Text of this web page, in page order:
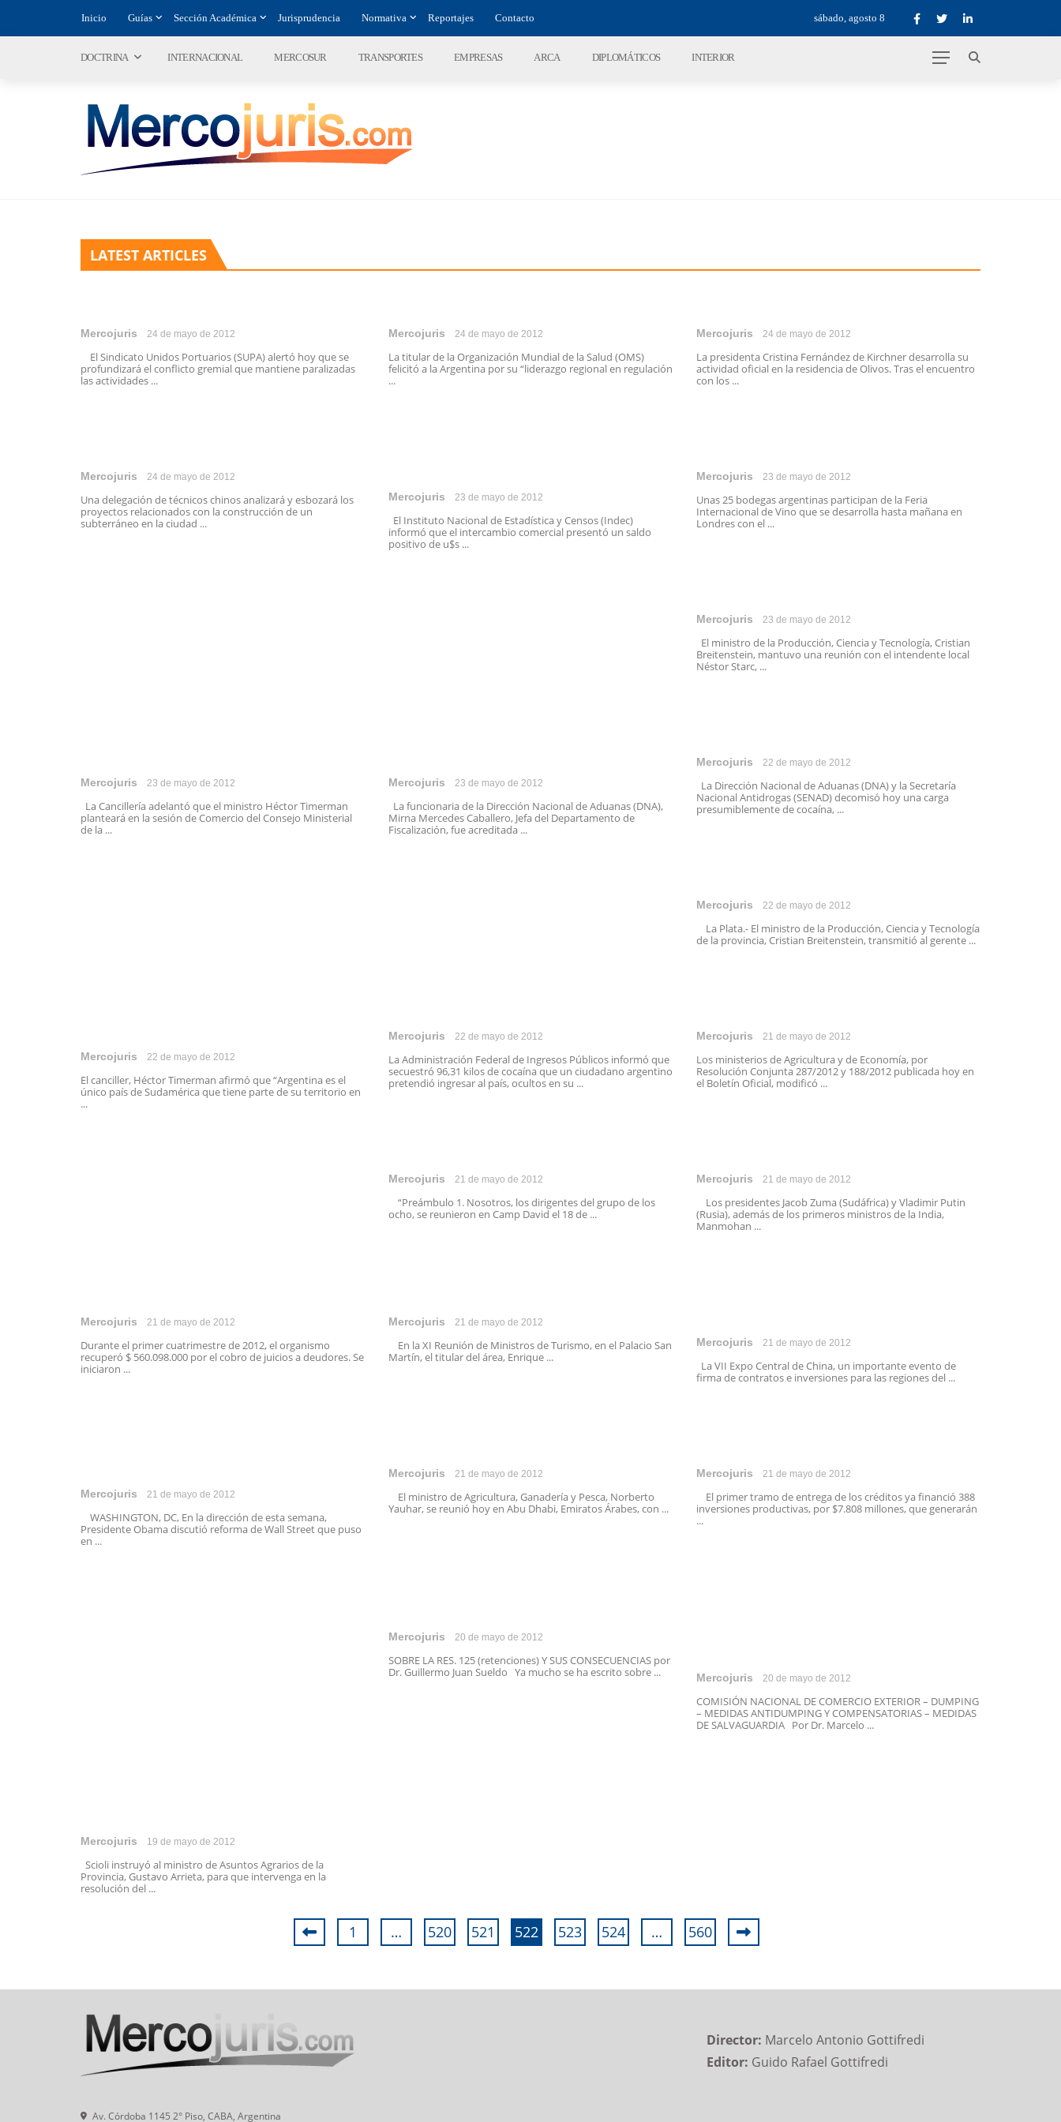
Inicio Guías Sección Académica Jurisprudencia Normativa Reportajes Contacto sábado, agosto 8
DOCTRINA INTERNACIONAL MERCOSUR TRANSPORTES EMPRESAS ARCA DIPLOMÁTICOS INTERIOR
LATEST ARTICLES
Mercojuris 24 de mayo de 2012
El Sindicato Unidos Portuarios (SUPA) alertó hoy que se
profundizará el conflicto gremial que mantiene paralizadas
las actividades ...
Mercojuris 24 de mayo de 2012
La titular de la Organización Mundial de la Salud (OMS)
felicitó a la Argentina por su “liderazgo regional en regulación
...
Mercojuris 24 de mayo de 2012
La presidenta Cristina Fernández de Kirchner desarrolla su
actividad oficial en la residencia de Olivos. Tras el encuentro
con los ...
Mercojuris 24 de mayo de 2012
Una delegación de técnicos chinos analizará y esbozará los
proyectos relacionados con la construcción de un
subterráneo en la ciudad ...
Mercojuris 23 de mayo de 2012
El Instituto Nacional de Estadística y Censos (Indec)
informó que el intercambio comercial presentó un saldo
positivo de u$s ...
Mercojuris 23 de mayo de 2012
Unas 25 bodegas argentinas participan de la Feria
Internacional de Vino que se desarrolla hasta mañana en
Londres con el ...
Mercojuris 23 de mayo de 2012
El ministro de la Producción, Ciencia y Tecnología, Cristian
Breitenstein, mantuvo una reunión con el intendente local
Néstor Starc, ...
Mercojuris 23 de mayo de 2012
La Cancillería adelantó que el ministro Héctor Timerman
planteará en la sesión de Comercio del Consejo Ministerial
de la ...
Mercojuris 23 de mayo de 2012
La funcionaria de la Dirección Nacional de Aduanas (DNA),
Mirna Mercedes Caballero, Jefa del Departamento de
Fiscalización, fue acreditada ...
Mercojuris 22 de mayo de 2012
La Dirección Nacional de Aduanas (DNA) y la Secretaría
Nacional Antidrogas (SENAD) decomisó hoy una carga
presumiblemente de cocaína, ...
Mercojuris 22 de mayo de 2012
La Plata.- El ministro de la Producción, Ciencia y Tecnología
de la provincia, Cristian Breitenstein, transmitió al gerente ...
Mercojuris 22 de mayo de 2012
El canciller, Héctor Timerman afirmó que “Argentina es el
único país de Sudamérica que tiene parte de su territorio en
...
Mercojuris 22 de mayo de 2012
La Administración Federal de Ingresos Públicos informó que
secuestró 96,31 kilos de cocaína que un ciudadano argentino
pretendió ingresar al país, ocultos en su ...
Mercojuris 21 de mayo de 2012
Los ministerios de Agricultura y de Economía, por
Resolución Conjunta 287/2012 y 188/2012 publicada hoy en
el Boletín Oficial, modificó ...
Mercojuris 21 de mayo de 2012
“Preámbulo 1. Nosotros, los dirigentes del grupo de los
ocho, se reunieron en Camp David el 18 de ...
Mercojuris 21 de mayo de 2012
Los presidentes Jacob Zuma (Sudáfrica) y Vladimir Putin
(Rusia), además de los primeros ministros de la India,
Manmohan ...
Mercojuris 21 de mayo de 2012
Durante el primer cuatrimestre de 2012, el organismo
recuperó $ 560.098.000 por el cobro de juicios a deudores. Se
iniciaron ...
Mercojuris 21 de mayo de 2012
En la XI Reunión de Ministros de Turismo, en el Palacio San
Martín, el titular del área, Enrique ...
Mercojuris 21 de mayo de 2012
La VII Expo Central de China, un importante evento de
firma de contratos e inversiones para las regiones del ...
Mercojuris 21 de mayo de 2012
WASHINGTON, DC, En la dirección de esta semana,
Presidente Obama discutió reforma de Wall Street que puso
en ...
Mercojuris 21 de mayo de 2012
El ministro de Agricultura, Ganadería y Pesca, Norberto
Yauhar, se reunió hoy en Abu Dhabi, Emiratos Árabes, con ...
Mercojuris 21 de mayo de 2012
El primer tramo de entrega de los créditos ya financió 388
inversiones productivas, por $7.808 millones, que generarán
...
Mercojuris 20 de mayo de 2012
SOBRE LA RES. 125 (retenciones) Y SUS CONSECUENCIAS por
Dr. Guillermo Juan Sueldo Ya mucho se ha escrito sobre ...
Mercojuris 20 de mayo de 2012
COMISIÓN NACIONAL DE COMERCIO EXTERIOR – DUMPING
– MEDIDAS ANTIDUMPING Y COMPENSATORIAS – MEDIDAS
DE SALVAGUARDIA Por Dr. Marcelo ...
Mercojuris 19 de mayo de 2012
Scioli instruyó al ministro de Asuntos Agrarios de la
Provincia, Gustavo Arrieta, para que intervenga en la
resolución del ...
1 … 520 521 522 523 524 … 560
Av. Córdoba 1145 2° Piso, CABA, Argentina
Director: Marcelo Antonio Gottifredi
Editor: Guido Rafael Gottifredi